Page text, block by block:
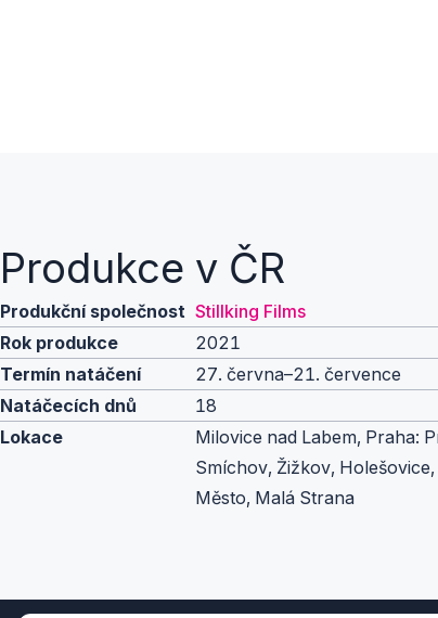
Produkce v ČR
Produkční společnost Stillking Films
Rok produkce
2021
Termín natáčení
27. června–21. července
Natáčecích dnů
18
Lokace
Milovice nad Labem, Praha:
Smíchov, Žižkov,
Město, Malá Strana